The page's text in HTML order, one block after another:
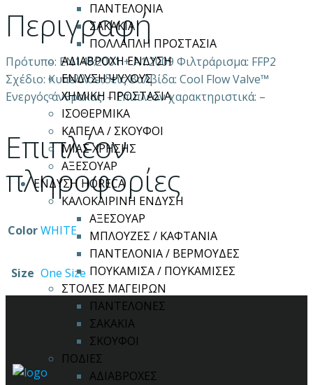
ΠΑΝΤΕΛΟΝΙΑ
ΣΑΚΑΚΙΑ
ΠΟΛΛΑΠΛΗ ΠΡΟΣΤΑΣΙΑ
ΑΔΙΑΒΡΟΧΗ ΕΝΔΥΣΗ
ΕΝΔΥΣΗ ΨΥΧΟΥΣ
ΧΗΜΙΚΗ ΠΡΟΣΤΑΣΙΑ
ΙΣΟΘΕΡΜΙΚΑ
ΚΑΠΕΛΑ / ΣΚΟΥΦΟΙ
ΜΙΑΣ ΧΡΗΣΗΣ
ΑΞΕΣΟΥΑΡ
ΕΝΔΥΣΗ HORECA
ΚΑΛΟΚΑΙΡΙΝΗ ΕΝΔΥΣΗ
ΑΞΕΣΟΥΑΡ
ΜΠΛΟΥΖΕΣ / ΚΑΦΤΑΝΙΑ
ΠΑΝΤΕΛΟΝΙΑ / ΒΕΡΜΟΥΔΕΣ
ΠΟΥΚΑΜΙΣΑ / ΠΟΥΚΑΜΙΣΕΣ
ΣΤΟΛΕΣ ΜΑΓΕΙΡΩΝ
ΠΑΝΤΕΛΟΝΕΣ
ΣΑΚΑΚΙΑ
ΣΚΟΥΦΟΙ
ΠΟΔΙΕΣ
ΑΔΙΑΒΡΟΧΕΣ
Περιγραφή
Πρότυπο: ΕΝ149:2001 + Α1:2009 Φιλτράρισμα: FFP2
Σχέδιο: Κυπελλοειδείς Βαλβίδα: Cool Flow Valve™
Ενεργός άνθρακας: – Επιπλέον χαρακτηριστικά: –
Επιπλέον
πληροφορίες
ColorWHITE
Size One Size